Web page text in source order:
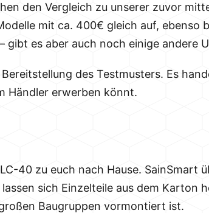
den Vergleich zu unserer zuvor
mit ca. 400€ gleich auf, ebenso
gibt es aber auch noch einige andere
des Testmusters. Es
Händler erwerben könnt.
40 zu euch nach Hause. SainSmart
sich Einzelteile aus dem Karton
Baugruppen vormontiert ist.